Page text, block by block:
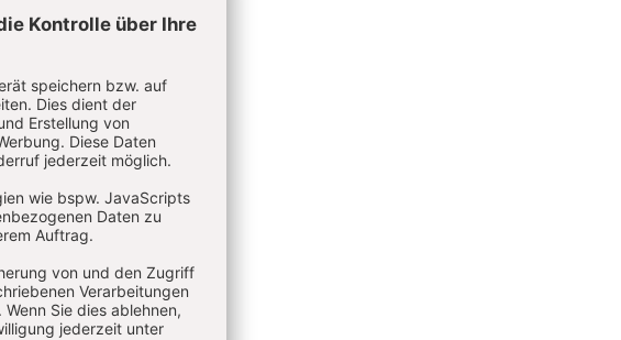
Aus-
(die
Folge dieser
dafür, dass er
hier ihre
richten,
Gottes Zorn
vor einer ewigen